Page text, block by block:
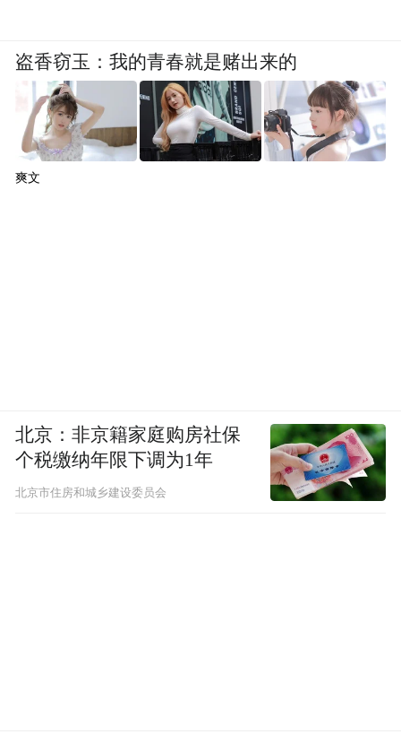
盗香窃玉：我的青春就是赌出来的
爽文
北京：非京籍家庭购房社保
个税缴纳年限下调为1年
北京市住房和城乡建设委员会